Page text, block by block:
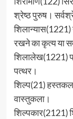
श्रेष्ठ पुरुष।
रखने का कृत्य या
शिलालेख(1221)
पत्थर।
शिल्प(21)
वास्तुकला।
शिल्पकार(2121)